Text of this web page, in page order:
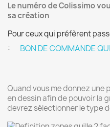
Le numéro de Colissimo
sa création
Pour ceux qui préfèrent
:
BON DE COMMANDE
Quand vous me donnez une
en dessin afin de pouvoir la
devrez sélectionner le type